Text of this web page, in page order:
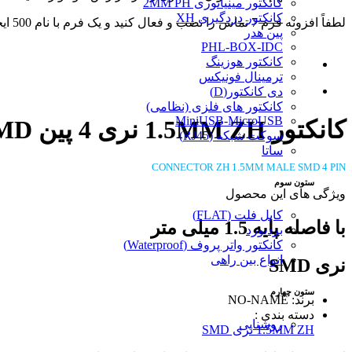
کانکتور دزدگیری XH
پین هدر
PHL-BOX-IDC
کانکتور هوزینگ
ترمینال فونیکس
دی کانکتور(D)
کانکتور های فلزی (نظامی)
MiniUSB-MicroUSB
سوکت شبکه (RJ45)
ساتا
ستون سوم
کابل فلت (FLAT)
بردبورد
کانکتور واتر پروف (Waterproof)
انواع بین راهی
ستون چهارم
روشنایی
لطفاً افزونه فرم 7 تماس را نصب و فعال کنید و یک فرم با نام 500 ایجاد کنید.
کانکتور 1.5MM ZH نری 4 پین SMD
CONNECTOR ZH 1.5MM MALE SMD 4 PIN
ویژگی های این محصول
با فاصله پایه 1.5 میلی متر
نری SMD
برند: NO-NAME
دسته بندی :
1.5MM ZH نری SMD